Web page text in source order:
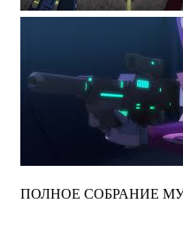
ПОЛНОЕ СОБРАНИЕ